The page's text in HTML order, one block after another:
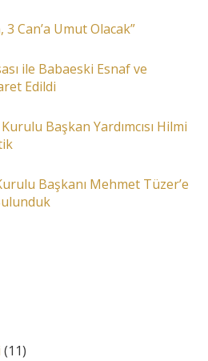
Can’a Umut Olacak”
ile Babaeski Esnaf ve
Edildi
Başkan Yardımcısı Hilmi
Başkanı Mehmet Tüzer’e
(11)